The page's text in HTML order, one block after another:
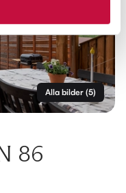
Alla bilder (5)
86